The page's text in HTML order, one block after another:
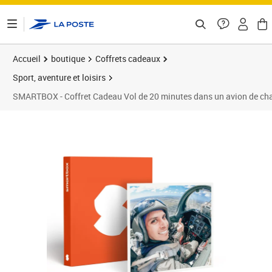
Accueil boutique
Coffrets cadeaux
Sport, aventure et loisirs
SMARTBOX - Coffret Cadeau Vol de 20 minutes dans un avion de